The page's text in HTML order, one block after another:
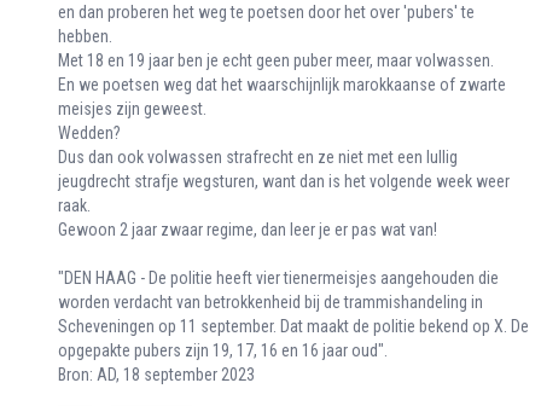
en dan proberen het weg te poetsen door het over 'pubers' te
hebben.
Met 18 en 19 jaar ben je echt geen puber meer, maar volwassen.
En we poetsen weg dat het waarschijnlijk marokkaanse of zwarte
meisjes zijn geweest.
Wedden?
Dus dan ook volwassen strafrecht en ze niet met een lullig
jeugdrecht strafje wegsturen, want dan is het volgende week weer
raak.
Gewoon 2 jaar zwaar regime, dan leer je er pas wat van!
"DEN HAAG - De politie heeft vier tienermeisjes aangehouden die
worden verdacht van betrokkenheid bij de trammishandeling in
Scheveningen op 11 september. Dat maakt de politie bekend op X. De
opgepakte pubers zijn 19, 17, 16 en 16 jaar oud".
Bron: AD, 18 september 2023